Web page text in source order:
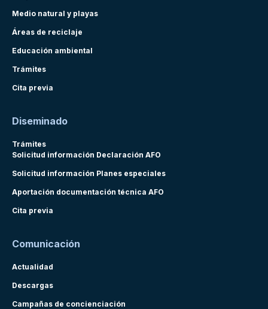
Medio natural y playas
Áreas de reciclaje
Educación ambiental
Trámites
Cita previa
Diseminado
Trámites
Solicitud información Declaración AFO
Solicitud información Planes especiales
Aportación documentación técnica AFO
Cita previa
Comunicación
Actualidad
Descargas
Campañas de concienciación